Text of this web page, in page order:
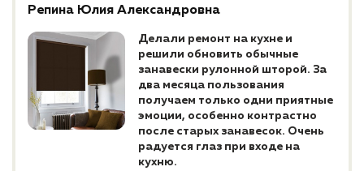
Репина Юлия Александровна
Делали ремонт на кухне и
решили обновить обычные
занавески рулонной шторой. За
два месяца пользования
получаем только одни приятные
эмоции, особенно контрастно
после старых занавесок. Очень
радуется глаз при входе на
кухню.